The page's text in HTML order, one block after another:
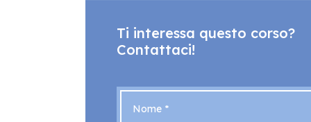
Ti interessa questo corso?
Contattaci!